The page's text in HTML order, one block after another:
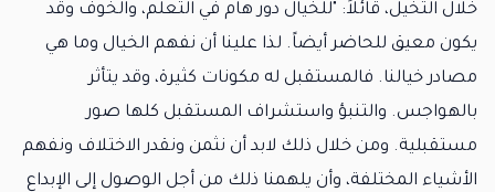
خلال التخيل، قائلاً: "للخيال دور هام في التعلم، والخوف وقد
يكون معيق للحاضر أيضاً. لذا علينا أن نفهم الخيال وما هي
مصادر خيالنا. فالمستقبل له مكونات كثيرة، وقد يتأثر
بالهواجس. والتنبؤ واستشراف المستقبل كلها صور
مستقبلية. ومن خلال ذلك لابد أن نثمن ونقدر الاختلاف ونفهم
الأشياء المختلفة، وأن يلهمنا ذلك من أجل الوصول إلى الإبداع